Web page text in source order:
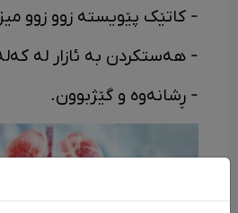
- کاتێک پێویستە زوو زوو
- هەستکردن بە ئازار لە
- ڕشانەوە و گێژبوون.